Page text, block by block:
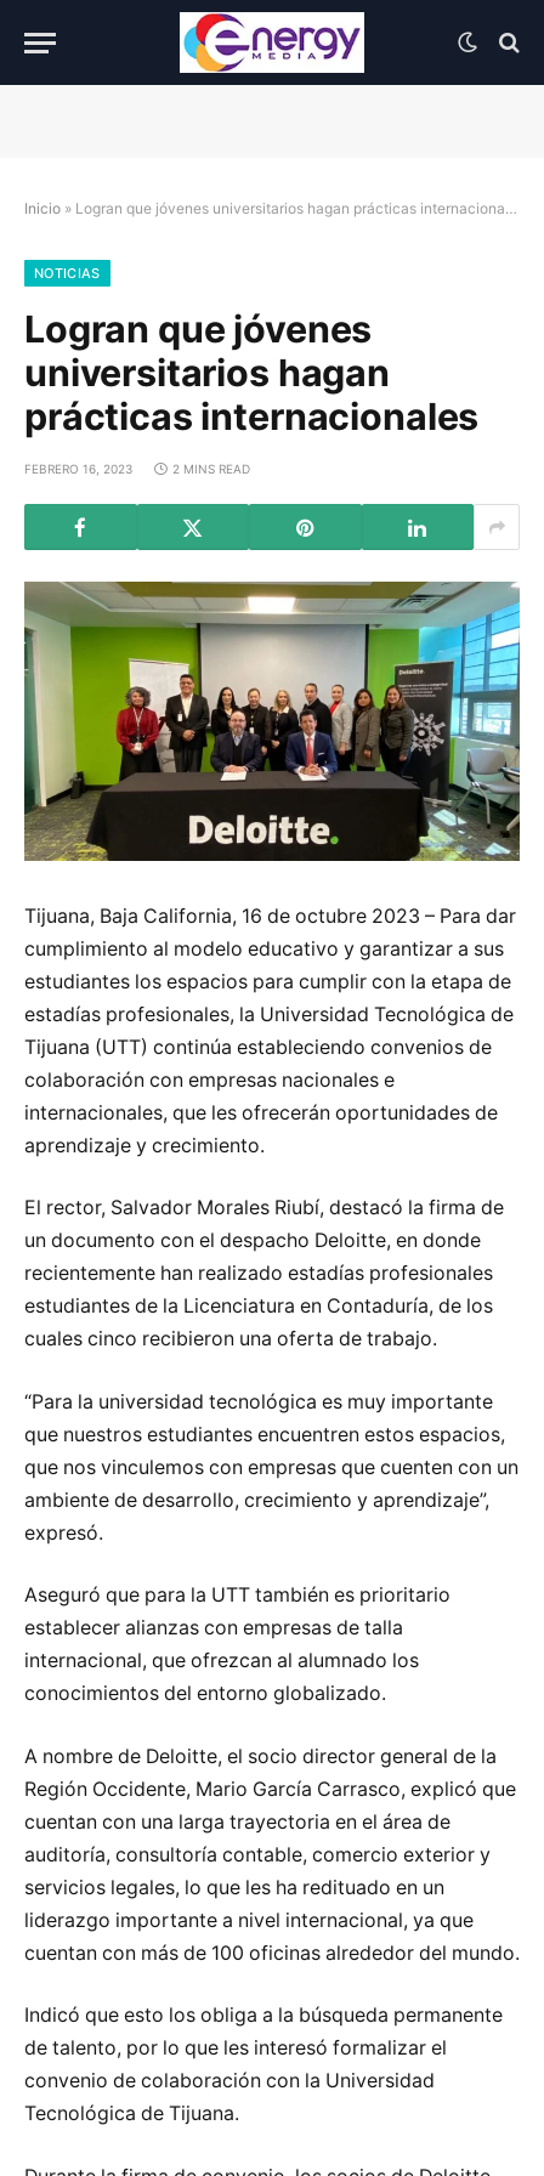
Inicio » Logran que jóvenes universitarios hagan prácticas internacionales
NOTICIAS
Logran que jóvenes
universitarios hagan
prácticas internacionales
FEBRERO 16, 2023 2 MINS READ
Tijuana, Baja California, 16 de octubre 2023 – Para dar
cumplimiento al modelo educativo y garantizar a sus
estudiantes los espacios para cumplir con la etapa de
estadías profesionales, la Universidad Tecnológica de
Tijuana (UTT) continúa estableciendo convenios de
colaboración con empresas nacionales e
internacionales, que les ofrecerán oportunidades de
aprendizaje y crecimiento.
El rector, Salvador Morales Riubí, destacó la firma de
un documento con el despacho Deloitte, en donde
recientemente han realizado estadías profesionales
estudiantes de la Licenciatura en Contaduría, de los
cuales cinco recibieron una oferta de trabajo.
“Para la universidad tecnológica es muy importante
que nuestros estudiantes encuentren estos espacios,
que nos vinculemos con empresas que cuenten con un
ambiente de desarrollo, crecimiento y aprendizaje”,
expresó.
Aseguró que para la UTT también es prioritario
establecer alianzas con empresas de talla
internacional, que ofrezcan al alumnado los
conocimientos del entorno globalizado.
A nombre de Deloitte, el socio director general de la
Región Occidente, Mario García Carrasco, explicó que
cuentan con una larga trayectoria en el área de
auditoría, consultoría contable, comercio exterior y
servicios legales, lo que les ha redituado en un
liderazgo importante a nivel internacional, ya que
cuentan con más de 100 oficinas alrededor del mundo.
Indicó que esto los obliga a la búsqueda permanente
de talento, por lo que les interesó formalizar el
convenio de colaboración con la Universidad
Tecnológica de Tijuana.